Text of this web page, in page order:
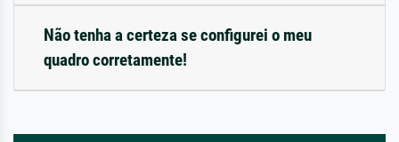
Não tenha a certeza se configurei o meu
quadro corretamente!